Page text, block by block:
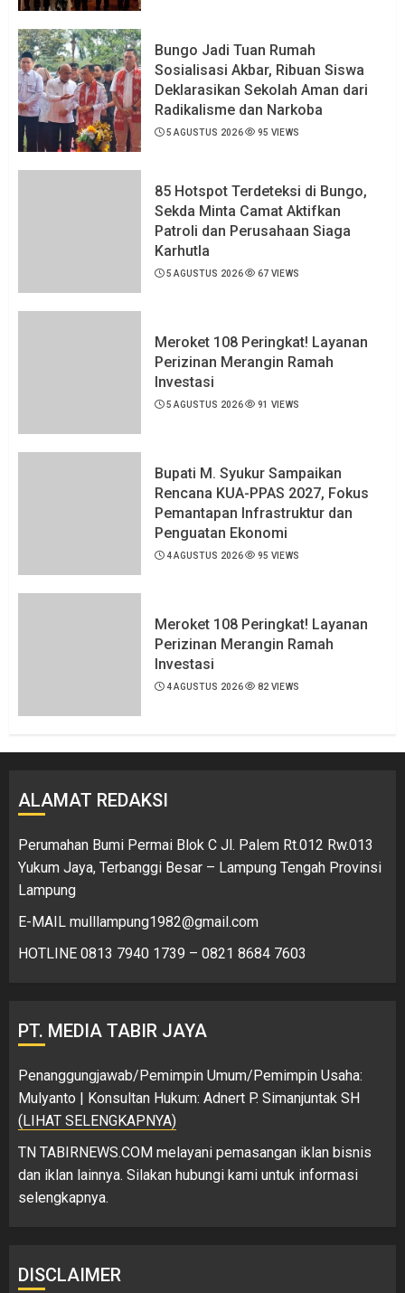
Bungo Jadi Tuan Rumah
Sosialisasi Akbar, Ribuan Siswa
Deklarasikan Sekolah Aman dari
Radikalisme dan Narkoba
5 AGUSTUS 2026 95 VIEWS
85 Hotspot Terdeteksi di Bungo,
Sekda Minta Camat Aktifkan
Patroli dan Perusahaan Siaga
Karhutla
5 AGUSTUS 2026 67 VIEWS
Meroket 108 Peringkat! Layanan
Perizinan Merangin Ramah
Investasi
5 AGUSTUS 2026 91 VIEWS
Bupati M. Syukur Sampaikan
Rencana KUA-PPAS 2027, Fokus
Pemantapan Infrastruktur dan
Penguatan Ekonomi
4 AGUSTUS 2026 95 VIEWS
Meroket 108 Peringkat! Layanan
Perizinan Merangin Ramah
Investasi
4 AGUSTUS 2026 82 VIEWS
ALAMAT REDAKSI
Perumahan Bumi Permai Blok C Jl. Palem Rt.012 Rw.013
Yukum Jaya, Terbanggi Besar – Lampung Tengah Provinsi
Lampung
E-MAIL mulllampung1982@gmail.com
HOTLINE 0813 7940 1739 – 0821 8684 7603
PT. MEDIA TABIR JAYA
Penanggungjawab/Pemimpin Umum/Pemimpin Usaha:
Mulyanto | Konsultan Hukum: Adnert P. Simanjuntak SH
(LIHAT SELENGKAPNYA)
TN TABIRNEWS.COM melayani pemasangan iklan bisnis
dan iklan lainnya. Silakan hubungi kami untuk informasi
selengkapnya.
DISCLAIMER